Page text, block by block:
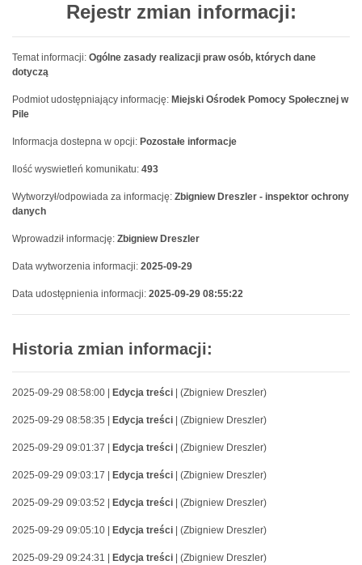
Rejestr zmian informacji:
Temat informacji: Ogólne zasady realizacji praw osób, których dane
dotyczą
Podmiot udostępniający informację: Miejski Ośrodek Pomocy Społecznej w
Pile
Informacja dostepna w opcji: Pozostałe informacje
Ilość wyswietleń komunikatu: 493
Wytworzył/odpowiada za informację: Zbigniew Dreszler - inspektor ochrony
danych
Wprowadził informację: Zbigniew Dreszler
Data wytworzenia informacji: 2025-09-29
Data udostępnienia informacji: 2025-09-29 08:55:22
Historia zmian informacji:
2025-09-29 08:58:00 | Edycja treści | (Zbigniew Dreszler)
2025-09-29 08:58:35 | Edycja treści | (Zbigniew Dreszler)
2025-09-29 09:01:37 | Edycja treści | (Zbigniew Dreszler)
2025-09-29 09:03:17 | Edycja treści | (Zbigniew Dreszler)
2025-09-29 09:03:52 | Edycja treści | (Zbigniew Dreszler)
2025-09-29 09:05:10 | Edycja treści | (Zbigniew Dreszler)
2025-09-29 09:24:31 | Edycja treści | (Zbigniew Dreszler)